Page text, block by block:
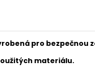
pro bezpečnou
materiálu.